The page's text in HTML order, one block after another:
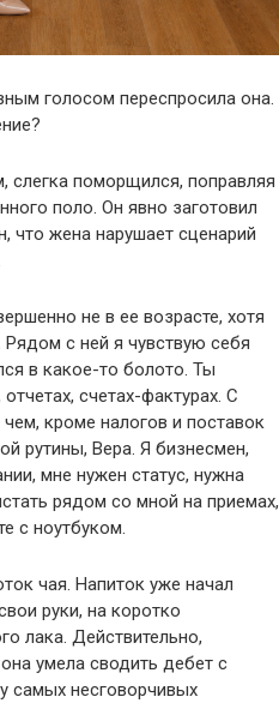
голосом переспросила она.
поморщился, поправляя
поло. Он явно заготовил
что жена нарушает сценарий
не в ее возрасте, хотя
с ней я чувствую себя
в какое-то болото. Ты
счетах-фактурах. С
кроме налогов и поставок
рутины, Вера. Я бизнесмен,
мне нужен статус, нужна
рядом со мной на приемах,
с ноутбуком.
чая. Напиток уже начал
руки, на коротко
лака. Действительно,
умела сводить дебет с
самых несговорчивых